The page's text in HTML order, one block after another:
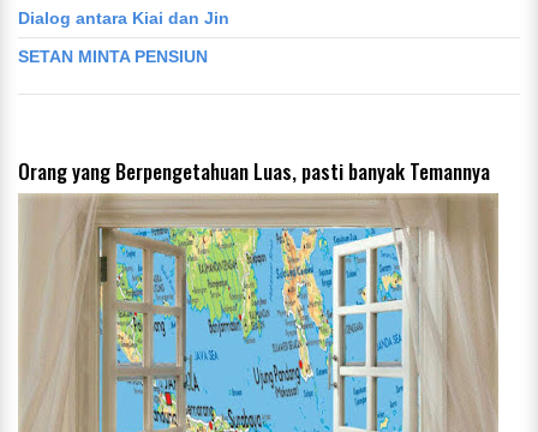
Dialog antara Kiai dan Jin
SETAN MINTA PENSIUN
Orang yang Berpengetahuan Luas, pasti banyak Temannya